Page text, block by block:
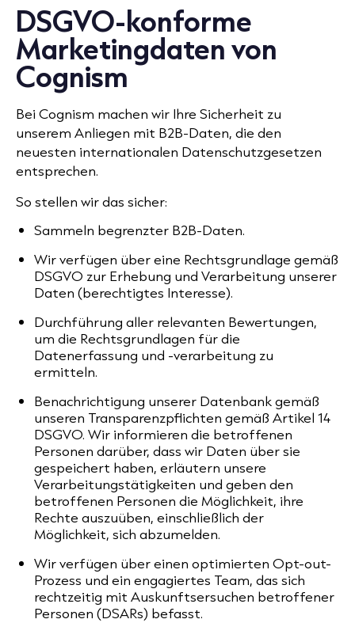
DSGVO-konforme
Marketingdaten von
Cognism
Bei Cognism machen wir Ihre Sicherheit zu
unserem Anliegen mit B2B-Daten, die den
neuesten internationalen Datenschutzgesetzen
entsprechen.
So stellen wir das sicher:
Sammeln begrenzter B2B-Daten.
Wir verfügen über eine Rechtsgrundlage gemäß
DSGVO zur Erhebung und Verarbeitung unserer
Daten (berechtigtes Interesse).
Durchführung aller relevanten Bewertungen,
um die Rechtsgrundlagen für die
Datenerfassung und -verarbeitung zu
ermitteln.
Benachrichtigung unserer Datenbank gemäß
unseren Transparenzpflichten gemäß Artikel 14
DSGVO. Wir informieren die betroffenen
Personen darüber, dass wir Daten über sie
gespeichert haben, erläutern unsere
Verarbeitungstätigkeiten und geben den
betroffenen Personen die Möglichkeit, ihre
Rechte auszuüben, einschließlich der
Möglichkeit, sich abzumelden.
Wir verfügen über einen optimierten Opt-out-
Prozess und ein engagiertes Team, das sich
rechtzeitig mit Auskunftsersuchen betroffener
Personen (DSARs) befasst.